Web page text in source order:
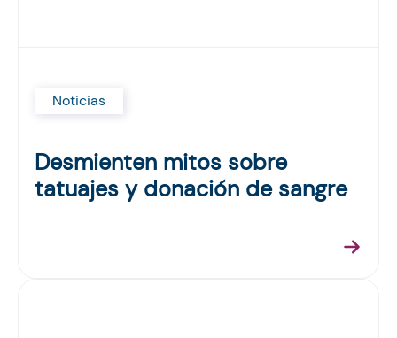
Noticias
Desmienten mitos sobre
tatuajes y donación de sangre